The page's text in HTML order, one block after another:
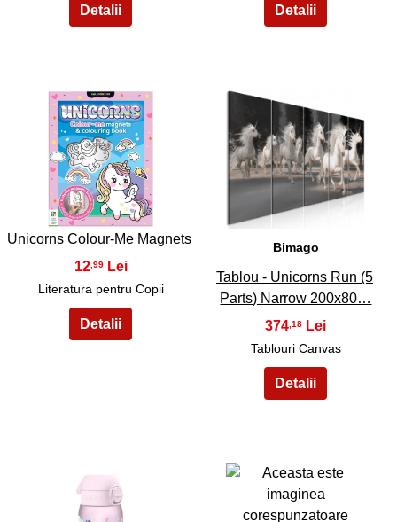
39
Unicorns Colour-Me Magnets
12 ,99
Literatura pentru Copii
40
Bimago
Tablou - Unicorns Run (5
Parts) Narrow 200x80…
374 ,18
Tablouri Canvas